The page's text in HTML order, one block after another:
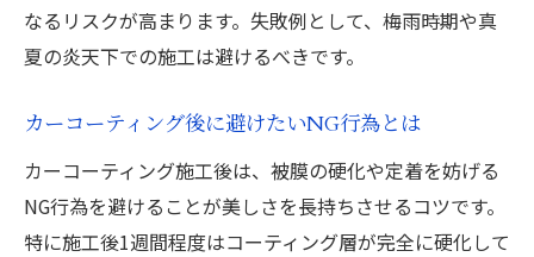
なるリスクが高まります。失敗例として、梅雨時期や真
夏の炎天下での施工は避けるべきです。
カーコーティング後に避けたいNG行為とは
カーコーティング施工後は、被膜の硬化や定着を妨げる
NG行為を避けることが美しさを長持ちさせるコツです。
特に施工後1週間程度はコーティング層が完全に硬化して